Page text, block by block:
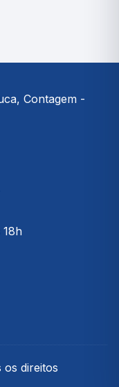
Contagem -
18h
os direitos